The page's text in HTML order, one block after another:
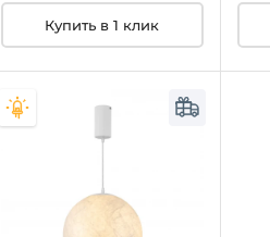
Купить в 1 клик